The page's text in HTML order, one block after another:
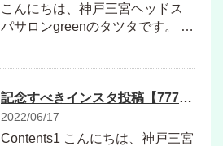
こんにちは、神戸三宮ヘッドス
パサロンgreenのタツタです。 …
記念すべきインスタ投稿【777】！！
2022/06/17
Contents1 こんにちは、神戸三宮